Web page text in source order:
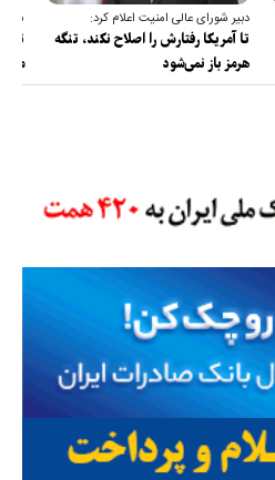
دبیر شورای عالی امنیت اعلام کرد:
تا آمریکا رفتارش را اصلاح نکند، تنگه
هرمز باز نمی‌شود